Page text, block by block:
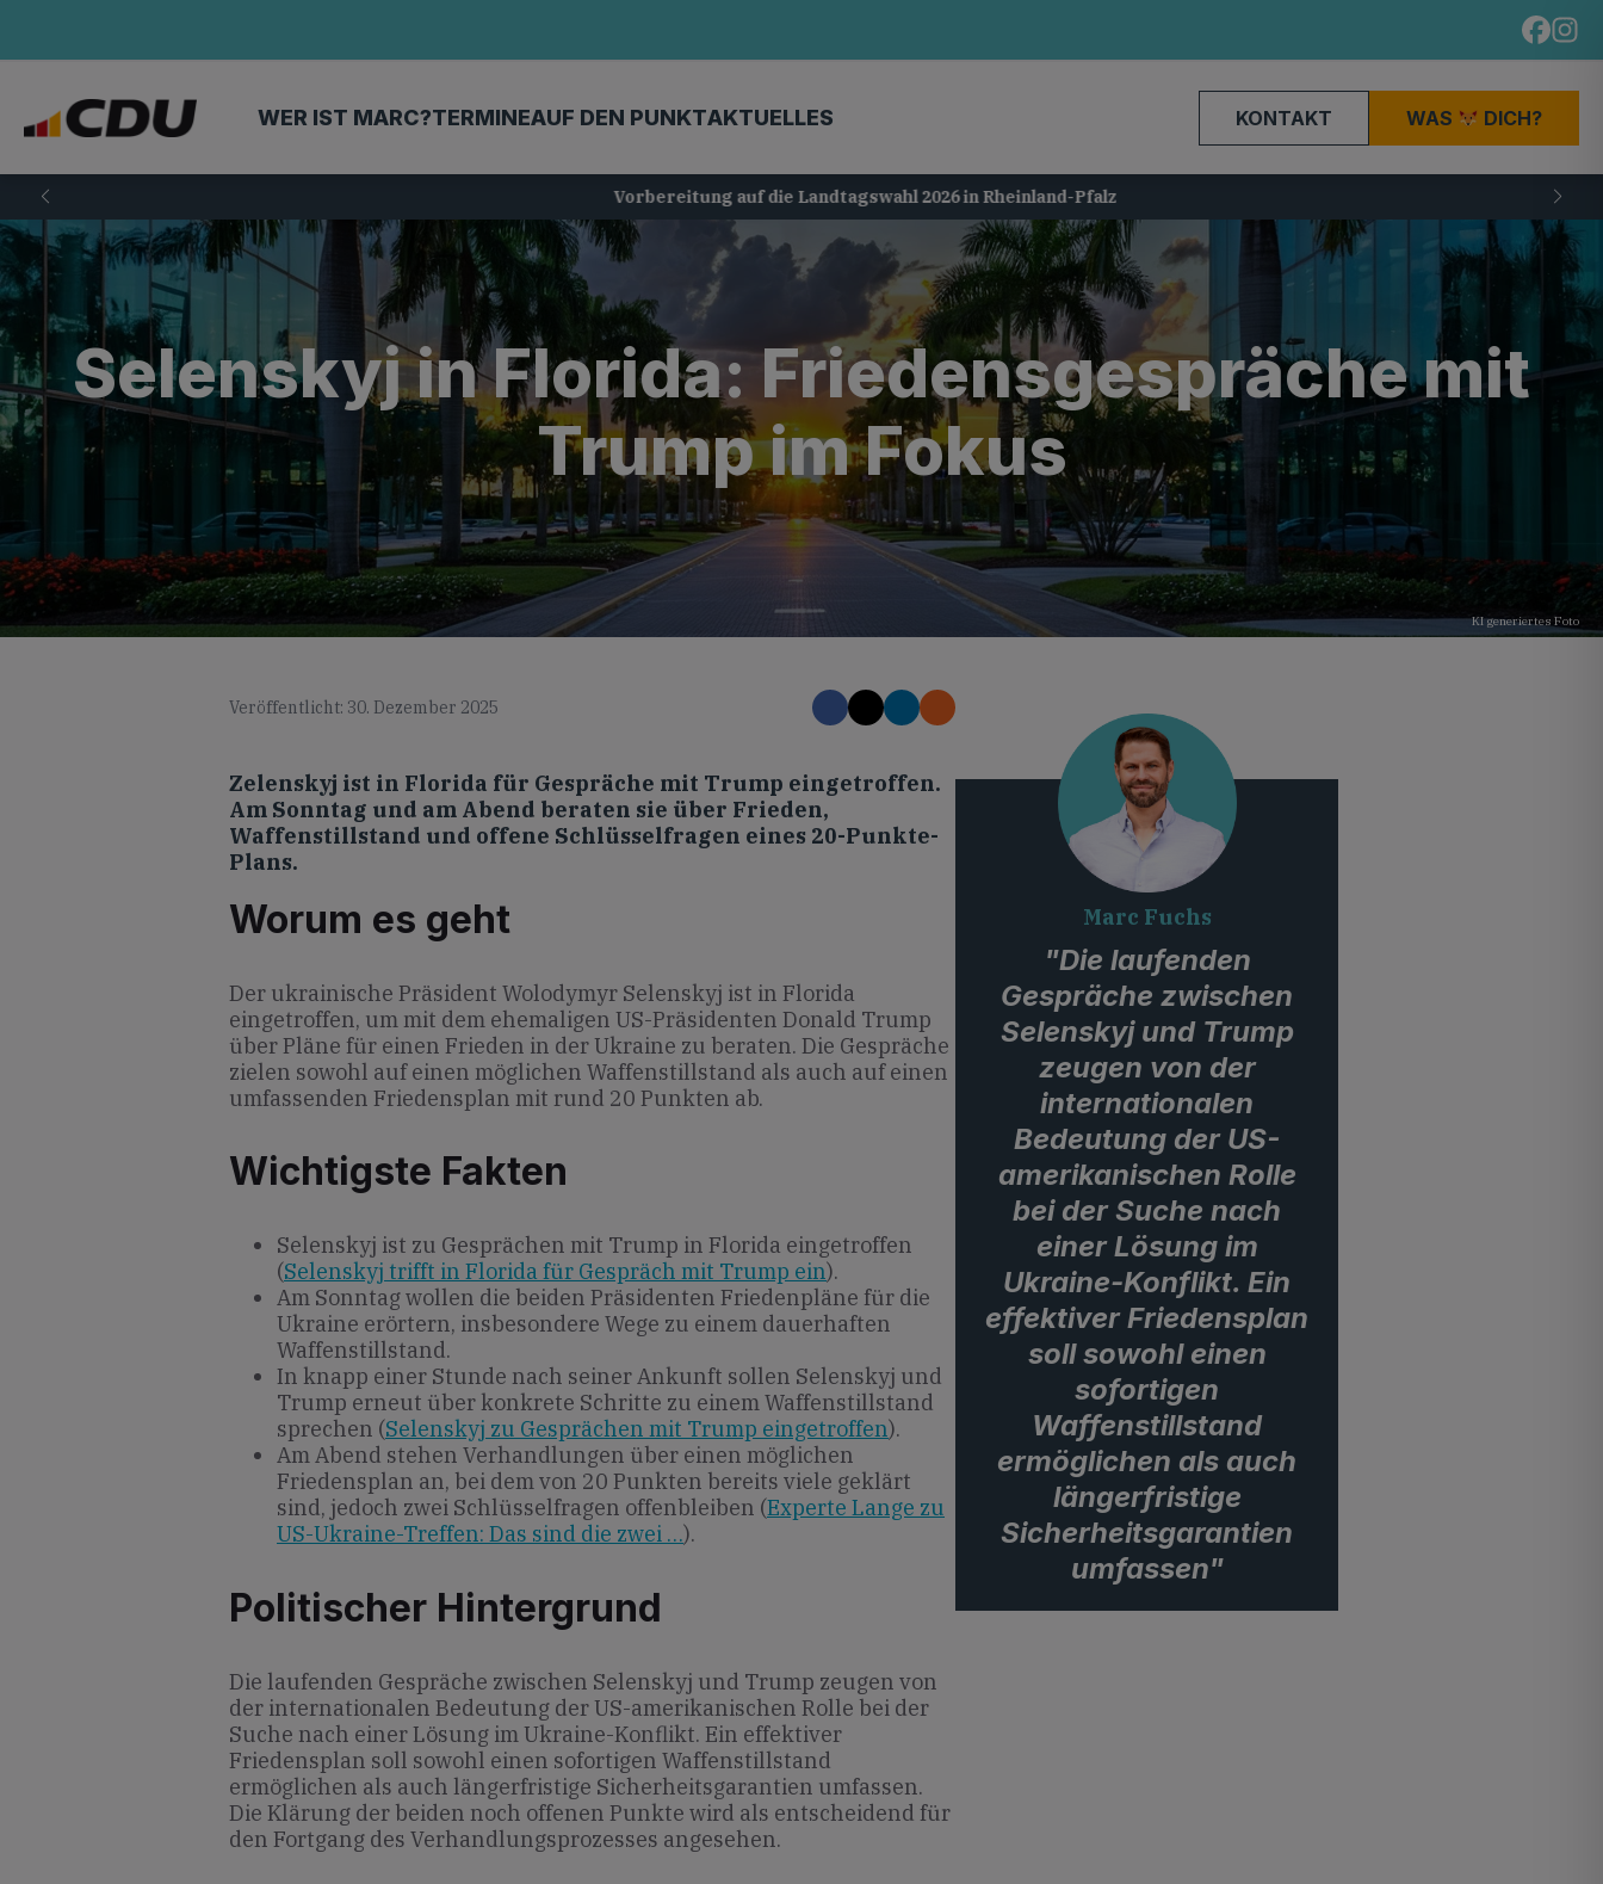
WER IST MARC?TERMINEAUF DEN PUNKTAKTUELLES KONTAKT WAS DICH?
Vorbereitung auf die Landtagswahl 2026 in Rheinland-Pfalz
Selenskyj in Florida: Friedensgespräche mit
Trump im Fokus
KI generiertes Foto
Veröffentlicht: 30. Dezember 2025
Zelenskyj ist in Florida für Gespräche mit Trump eingetroffen.
Am Sonntag und am Abend beraten sie über Frieden,
Waffenstillstand und offene Schlüsselfragen eines 20-Punkte-
Plans.
Worum es geht
Der ukrainische Präsident Wolodymyr Selenskyj ist in Florida
eingetroffen, um mit dem ehemaligen US-Präsidenten Donald Trump
über Pläne für einen Frieden in der Ukraine zu beraten. Die Gespräche
zielen sowohl auf einen möglichen Waffenstillstand als auch auf einen
umfassenden Friedensplan mit rund 20 Punkten ab.
Wichtigste Fakten
Selenskyj ist zu Gesprächen mit Trump in Florida eingetroffen
(Selenskyj trifft in Florida für Gespräch mit Trump ein).
Am Sonntag wollen die beiden Präsidenten Friedenpläne für die
Ukraine erörtern, insbesondere Wege zu einem dauerhaften
Waffenstillstand.
In knapp einer Stunde nach seiner Ankunft sollen Selenskyj und
Trump erneut über konkrete Schritte zu einem Waffenstillstand
sprechen (Selenskyj zu Gesprächen mit Trump eingetroffen).
Am Abend stehen Verhandlungen über einen möglichen
Friedensplan an, bei dem von 20 Punkten bereits viele geklärt
sind, jedoch zwei Schlüsselfragen offenbleiben (Experte Lange zu
US-Ukraine-Treffen: Das sind die zwei …).
Politischer Hintergrund
Die laufenden Gespräche zwischen Selenskyj und Trump zeugen von
der internationalen Bedeutung der US-amerikanischen Rolle bei der
Suche nach einer Lösung im Ukraine-Konflikt. Ein effektiver
Friedensplan soll sowohl einen sofortigen Waffenstillstand
ermöglichen als auch längerfristige Sicherheitsgarantien umfassen.
Die Klärung der beiden noch offenen Punkte wird als entscheidend für
den Fortgang des Verhandlungsprozesses angesehen.
Marc Fuchs
"Die laufenden
Gespräche zwischen
Selenskyj und Trump
zeugen von der
internationalen
Bedeutung der US-
amerikanischen Rolle
bei der Suche nach
einer Lösung im
Ukraine-Konflikt. Ein
effektiver Friedensplan
soll sowohl einen
sofortigen
Waffenstillstand
ermöglichen als auch
längerfristige
Sicherheitsgarantien
umfassen"